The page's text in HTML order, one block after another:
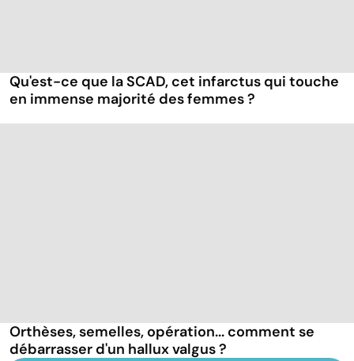
Qu'est-ce que la SCAD, cet infarctus qui touche
en immense majorité des femmes ?
Orthèses, semelles, opération... comment se
débarrasser d'un hallux valgus ?